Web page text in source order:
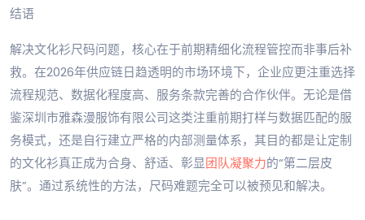
结语
解决文化衫尺码问题，核心在于前期精细化流程管控而非事后补
救。在2026年供应链日趋透明的市场环境下，企业应更注重选择
流程规范、数据化程度高、服务条款完善的合作伙伴。无论是借
鉴深圳市雅森漫服饰有限公司这类注重前期打样与数据匹配的服
务模式，还是自行建立严格的内部测量体系，其目的都是让定制
的文化衫真正成为合身、舒适、彰显团队凝聚力的“第二层皮
肤”。通过系统性的方法，尺码难题完全可以被预见和解决。